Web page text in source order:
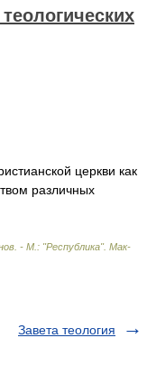
церкви как
различных
- М.: "Республика". Мак-
Завета теология